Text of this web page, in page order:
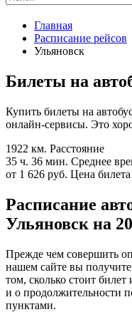
Главная
Расписание рейсов
Ульяновск
Билеты на
Купить билеты на
онлайн-сервисы. Это
1922 км. Расстояние
35 ч. 36 мин. Среднее
от 1 626 руб. Цена
Расписание
Ульяновск на
Прежде чем совершить
нашем сайте вы
том, сколько стоит
и о продолжительности
пунктами.